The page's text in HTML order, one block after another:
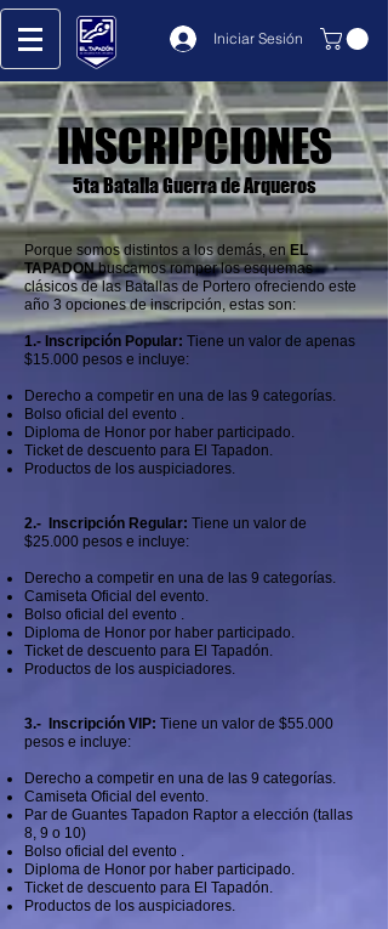
Iniciar Sesión
INSCRIPCIONES
5ta Batalla Guerra de Arqueros
Porque somos distintos a los demás, en EL
TAPADONbuscamos romper los esquemas
clásicos de las Batallas de Portero ofreciendo este
año 3 opciones de inscripción, estasson:
1.- Inscripción Popular: Tiene un valor de apenas
$15.000 pesos e incluye:
Derecho a competir en una de las 9 categorías.
Bolso oficial del evento .
Diploma de Honor por haber participado.
Ticket de descuento para El Tapadon.
Productos de los auspiciadores.
2.- Inscripción Regular: Tiene un valor de
$25.000 pesos e incluye:
Derecho a competir en una de las 9 categorías.
Camiseta Oficial del evento.
Bolso oficial del evento .
Diploma de Honor por haber participado.
Ticket de descuento para El Tapadón.
Productos de los auspiciadores.
3.- Inscripción VIP: Tiene un valor de $55.000
pesos e incluye:
Derecho a competir en una de las 9 categorías.
Camiseta Oficial del evento.
Par de Guantes Tapadon Raptor a elección (tallas
8, 9 o 10)
Bolso oficial del evento .
Diploma de Honor por haber participado.
Ticket de descuento para El Tapadón.
Productos de los auspiciadores.